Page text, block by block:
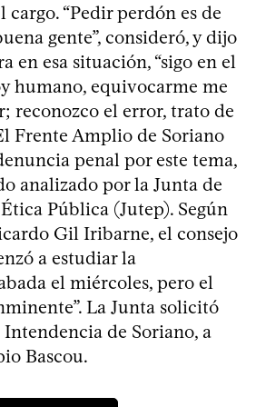
cargo. “Pedir perdón es de
gente”, consideró, y dijo
en esa situación, “sigo en el
humano, equivocarme me
reconozco el error, trato de
Frente Amplio de Soriano
penal por este tema,
analizado por la Junta de
Pública (Jutep). Según
Gil Iribarne, el consejo
a estudiar la
el miércoles, pero el
La Junta solicitó
de Soriano, a
Bascou.